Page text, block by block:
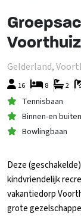
Gelderland,
16 2
8
Tennisbaan
Binnen-en
Bowlingbaan
Deze
kindvriendelijk
vakantiedorp
grote